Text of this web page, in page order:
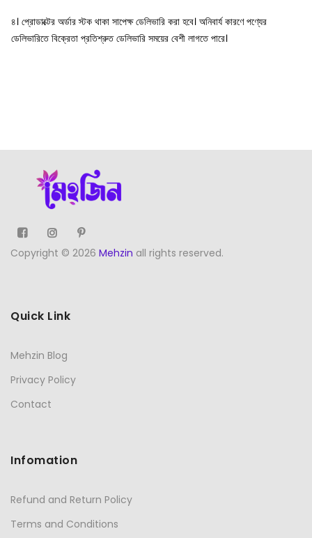
৪। প্রোডাক্টের অর্ডার স্টক থাকা সাপেক্ষ ডেলিভারি করা হবে। অনিবার্য কারণে পণ্যের
ডেলিভারিতে বিক্রেতা প্রতিশ্রুত ডেলিভারি সময়ের বেশী লাগতে পারে।
Copyright © 2026 Mehzin all rights reserved.
Quick Link
Mehzin Blog
Privacy Policy
Contact
Infomation
Refund and Return Policy
Terms and Conditions